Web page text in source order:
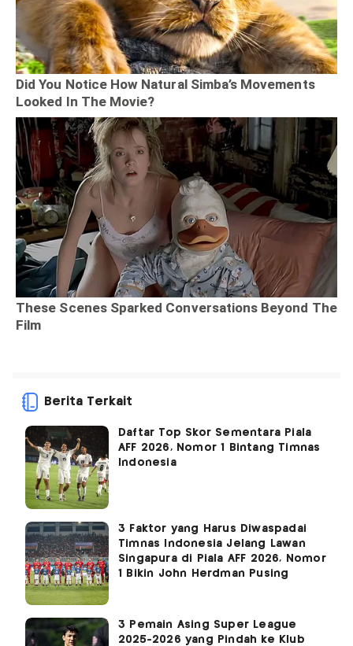
Berita Terkait
Daftar Top Skor Sementara Piala
AFF 2026, Nomor 1 Bintang Timnas
Indonesia
3 Faktor yang Harus Diwaspadai
Timnas Indonesia Jelang Lawan
Singapura di Piala AFF 2026, Nomor
1 Bikin John Herdman Pusing
3 Pemain Asing Super League
2025-2026 yang Pindah ke Klub